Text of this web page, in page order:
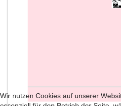
Wir nutzen Cookies auf unserer